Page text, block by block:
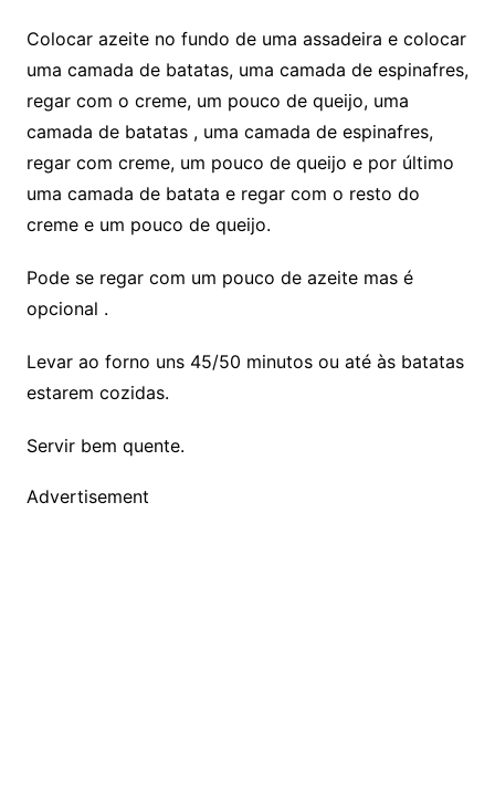
Colocar azeite no fundo de uma assadeira e colocar
uma camada de batatas, uma camada de espinafres,
regar com o creme, um pouco de queijo, uma
camada de batatas , uma camada de espinafres,
regar com creme, um pouco de queijo e por último
uma camada de batata e regar com o resto do
creme e um pouco de queijo.
Pode se regar com um pouco de azeite mas é
opcional .
Levar ao forno uns 45/50 minutos ou até às batatas
estarem cozidas.
Servir bem quente.
Advertisement